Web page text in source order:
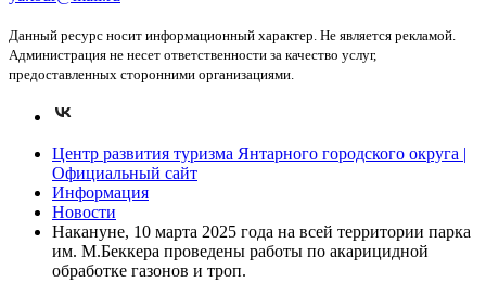
Данный ресурс носит информационный характер. Не является рекламой.
Администрация не несет ответственности за качество услуг,
предоставленных сторонними организациями.
Центр развития туризма Янтарного городского округа |
Официальный сайт
Информация
Новости
Накануне, 10 марта 2025 года на всей территории парка
им. М.Беккера проведены работы по акарицидной
обработке газонов и троп.